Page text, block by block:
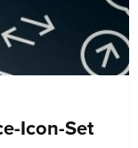
Icon-Set